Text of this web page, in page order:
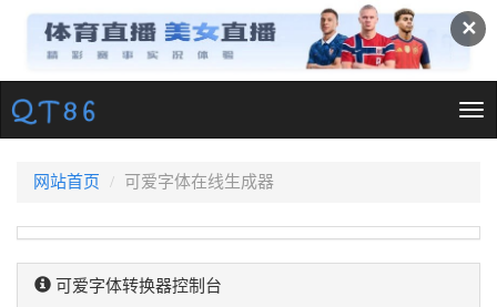
✕
网站首页 可爱字体在线生成器
可爱字体转换器控制台